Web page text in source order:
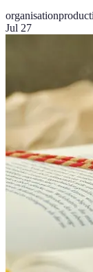
organisation
Jul 27